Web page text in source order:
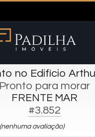
no Edifício
Pronto para morar
FRENTE MAR
#3.852
(nenhuma avaliação)